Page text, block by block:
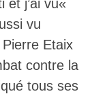
et j’ai vu«
vu
Etaix
contre la
tous ses